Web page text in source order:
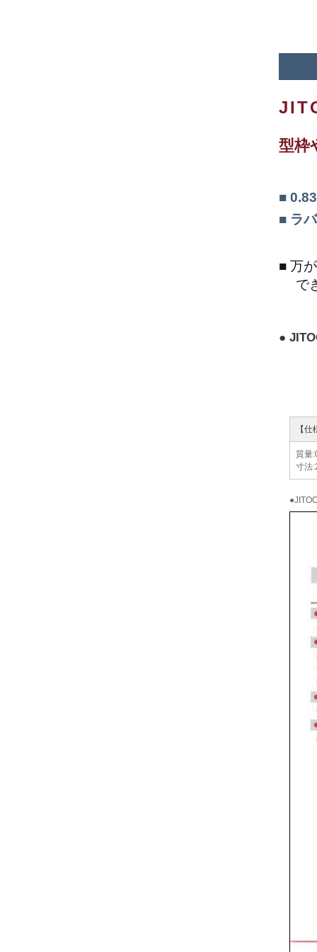
型枠
ラ
万
で
【仕
質量
寸法